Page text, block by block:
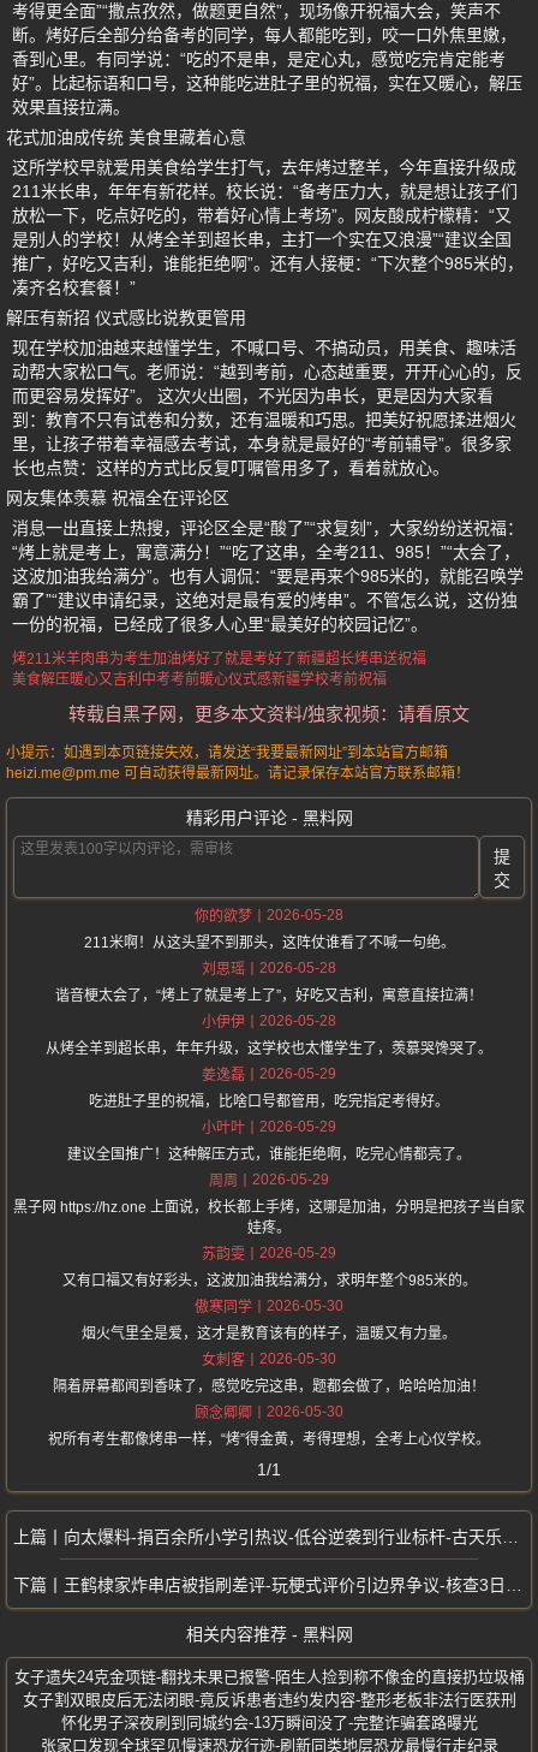
考得更全面”“撒点孜然，做题更自然”，现场像开祝福大会，笑声不
断。烤好后全部分给备考的同学，每人都能吃到，咬一口外焦里嫩，
香到心里。有同学说：“吃的不是串，是定心丸，感觉吃完肯定能考
好”。比起标语和口号，这种能吃进肚子里的祝福，实在又暖心，解压
效果直接拉满。
花式加油成传统 美食里藏着心意
这所学校早就爱用美食给学生打气，去年烤过整羊，今年直接升级成
211米长串，年年有新花样。校长说：“备考压力大，就是想让孩子们
放松一下，吃点好吃的，带着好心情上考场”。网友酸成柠檬精：“又
是别人的学校！从烤全羊到超长串，主打一个实在又浪漫”“建议全国
推广，好吃又吉利，谁能拒绝啊”。还有人接梗：“下次整个985米的，
凑齐名校套餐！”
解压有新招 仪式感比说教更管用
现在学校加油越来越懂学生，不喊口号、不搞动员，用美食、趣味活
动帮大家松口气。老师说：“越到考前，心态越重要，开开心心的，反
而更容易发挥好”。 这次火出圈，不光因为串长，更是因为大家看
到：教育不只有试卷和分数，还有温暖和巧思。把美好祝愿揉进烟火
里，让孩子带着幸福感去考试，本身就是最好的“考前辅导”。很多家
长也点赞：这样的方式比反复叮嘱管用多了，看着就放心。
网友集体羡慕 祝福全在评论区
消息一出直接上热搜，评论区全是“酸了”“求复刻”，大家纷纷送祝福：
“烤上就是考上，寓意满分！”“吃了这串，全考211、985！”“太会了，
这波加油我给满分”。也有人调侃：“要是再来个985米的，就能召唤学
霸了”“建议申请纪录，这绝对是最有爱的烤串”。不管怎么说，这份独
一份的祝福，已经成了很多人心里“最美好的校园记忆”。
烤211米羊肉串为考生加油烤好了就是考好了新疆超长烤串送祝福
美食解压暖心又吉利 中考考前暖心仪式感新疆学校考前祝福
转载自黑子网，更多本文资料/独家视频：请看原文
小提示：如遇到本页链接失效，请发送“我要最新网址”到本站官方邮箱
heizi.me@pm.me 可自动获得最新网址。请记录保存本站官方联系邮箱！
精彩用户评论 - 黑料网
提
交
你的欲梦
2026-05-28
211米啊！从这头望不到那头，这阵仗谁看了不喊一句绝。
刘思瑶
2026-05-28
谐音梗太会了，“烤上了就是考上了”，好吃又吉利，寓意直接拉满！
小伊伊
2026-05-28
从烤全羊到超长串，年年升级，这学校也太懂学生了，羡慕哭馋哭了。
姜逸磊
2026-05-29
吃进肚子里的祝福，比啥口号都管用，吃完指定考得好。
小叶叶
2026-05-29
建议全国推广！这种解压方式，谁能拒绝啊，吃完心情都亮了。
周周
2026-05-29
黑子网 https://hz.one 上面说，校长都上手烤，这哪是加油，分明是把孩子当自家
娃疼。
苏韵雯
2026-05-29
又有口福又有好彩头，这波加油我给满分，求明年整个985米的。
傲寒同学
2026-05-30
烟火气里全是爱，这才是教育该有的样子，温暖又有力量。
女刺客
2026-05-30
隔着屏幕都闻到香味了，感觉吃完这串，题都会做了，哈哈哈加油！
顾念卿卿
2026-05-30
祝所有考生都像烤串一样，“烤”得金黄，考得理想，全考上心仪学校。
1/1
向太爆料-捐百余所小学引热议-低谷逆袭到行业标杆-古天乐年少入狱
王鹤棣家炸串店被指刷差评-玩梗式评价引边界争议-核查3日内不足10条
相关内容推荐 - 黑料网
女子遗失24克金项链-翻找未果已报警-陌生人捡到称不像金的直接扔垃圾桶
女子割双眼皮后无法闭眼-竟反诉患者违约发内容-整形老板非法行医获刑
怀化男子深夜刷到同城约会-13万瞬间没了-完整诈骗套路曝光
张家口发现全球罕见慢速恐龙行迹-刷新同类地层恐龙最慢行走纪录